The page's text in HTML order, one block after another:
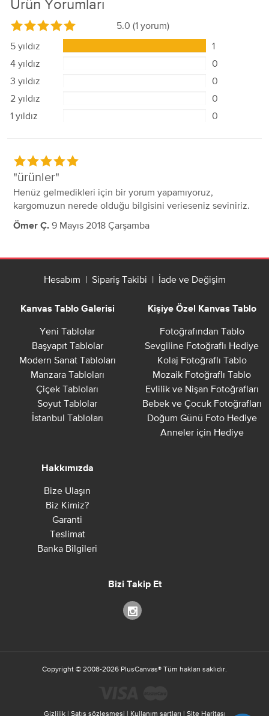
Ürün Yorumları
5.0 (1 yorum)
5 yıldız
1
4 yıldız
0
3 yıldız
0
2 yıldız
0
1 yıldız
0
ürünler
Henüz gelmedikleri için bir yorum yapamıyoruz,
kargomuzun nerede olduğu bilgisini verieseniz seviniriz.
Ömer Ç. 9 Mayıs 2018 Çarşamba
Hesabım | Sipariş Takibi | İade ve Değişim
Kanvas Tablo Galerisi
Yeni Tablolar
Başyapıt Tablolar
Modern Sanat Tabloları
Manzara Tabloları
Çiçek Tabloları
Soyut Tablolar
İstanbul Tabloları
Kişiye Özel Kanvas Tablo
Fotoğrafından Tablo
Sevgiline Fotoğraflı Hediye
Kolaj Fotoğraflı Tablo
Mozaik Fotoğraflı Tablo
Evlilik ve Nişan Fotoğrafları
Bebek ve Çocuk Fotoğrafları
Doğum Günü Foto Hediye
Anneler için Hediye
Hakkımızda
Bize Ulaşın
Biz Kimiz?
Garanti
Teslimat
Banka Bilgileri
Bizi Takip Et
Copyright © 2008-2026 PlusCanvas® Tüm hakları saklıdır.
Gizlilik| Satış sözleşmesi | Kullanım şartları | Site Haritası